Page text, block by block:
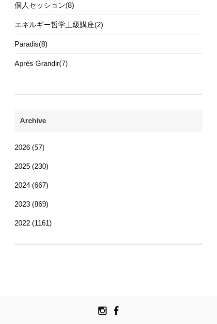
個人セッション(8)
エネルギー哲学上級講座(2)
Paradis(8)
Après Grandir(7)
Archive
2026 (57)
2025 (230)
2024 (667)
2023 (869)
2022 (1161)